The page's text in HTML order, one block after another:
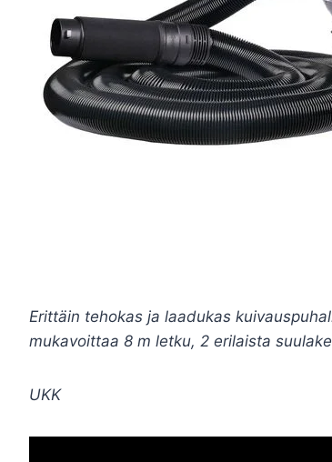
Erittäin tehokas ja laadukas
mukavoittaa 8 m letku, 2 erilaista
UKK